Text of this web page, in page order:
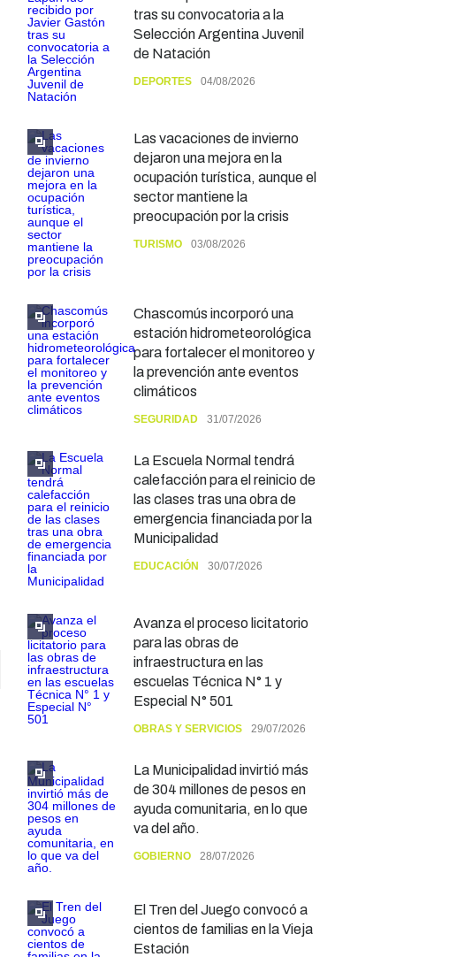
tras su convocatoria a la
Selección Argentina Juvenil
de Natación
DEPORTES 04/08/2026
Las vacaciones de invierno
dejaron una mejora en la
ocupación turística, aunque el
sector mantiene la
preocupación por la crisis
TURISMO 03/08/2026
Chascomús incorporó una
estación hidrometeorológica
para fortalecer el monitoreo y
la prevención ante eventos
climáticos
SEGURIDAD 31/07/2026
La Escuela Normal tendrá
calefacción para el reinicio de
las clases tras una obra de
emergencia financiada por la
Municipalidad
EDUCACIÓN 30/07/2026
Avanza el proceso licitatorio
para las obras de
infraestructura en las
escuelas Técnica N° 1 y
Especial N° 501
OBRAS Y SERVICIOS 29/07/2026
La Municipalidad invirtió más
de 304 millones de pesos en
ayuda comunitaria, en lo que
va del año.
GOBIERNO 28/07/2026
El Tren del Juego convocó a
cientos de familias en la Vieja
Estación